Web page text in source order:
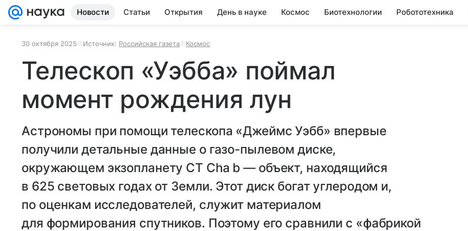
Новости Статьи Открытия День в науке Космос Биотехнологии Робототехника
30 октября 2025 Источник: Российская газета Космос
Телескоп «Уэбба» поймал
момент рождения лун
Астрономы при помощи телескопа «Джеймс Уэбб» впервые
получили детальные данные о газо-пылевом диске,
окружающем экзопланету CT Cha b — объект, находящийся
в 625 световых годах от Земли. Этот диск богат углеродом и,
по оценкам исследователей, служит материалом
для формирования спутников. Поэтому его сравнили с «фабрикой